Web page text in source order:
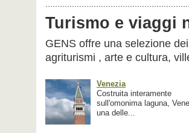
Turismo e viaggi
GENS offre una selezione
agriturismi , arte e cultura,
Venezia
Costruita interamente
sull'omonima laguna,
una delle...